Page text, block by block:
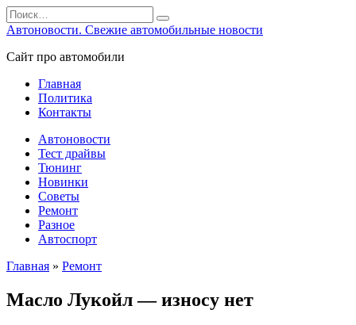
Перейти
к
Search
for:
Автоновости. Свежие автомобильные новости
Сайт про автомобили
Главная
Политика
Контакты
Автоновости
Тест драйвы
Тюнинг
Новинки
Советы
Ремонт
Разное
Автоспорт
Главная » Ремонт
Масло Лукойл — износу нет